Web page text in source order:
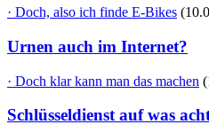
· Doch, also ich finde E-Bikes
Urnen auch im Internet?
· Doch klar kann man das machen
Schlüsseldienst auf was